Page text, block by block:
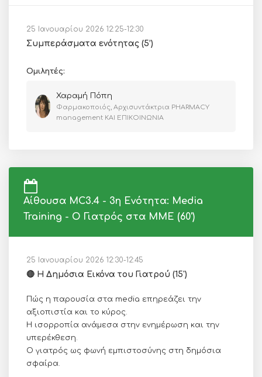
25 Ιανουαρίου 2026 12:25-12:30
Συμπεράσματα ενότητας (5’)
Ομιλητές:
Χαραμή Πόπη
Φαρμακοποιός, Αρχισυντάκτρια PHARMACY
management ΚΑΙ ΕΠΙΚΟΙΝΩΝΙΑ
Αίθουσα MC3.4 - 3η Ενότητα: Media
Training - Ο Γιατρός στα ΜΜΕ (60')
25 Ιανουαρίου 2026 12:30-12:45
🔴 H Δημόσια Εικόνα του Γιατρού (15')
Πώς η παρουσία στα media επηρεάζει την
αξιοπιστία και το κύρος.
Η ισορροπία ανάμεσα στην ενημέρωση και την
υπερέκθεση.
Ο γιατρός ως φωνή εμπιστοσύνης στη δημόσια
σφαίρα.